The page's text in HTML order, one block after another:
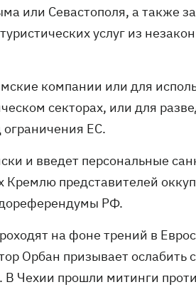
или Севастополя, а также
услуг из
компании или для
секторах, или для
ограничения ЕС.
и введет персональные
представителей
РФ.
на фоне трений в
Орбан призывает ослабить
Чехии прошли митинги